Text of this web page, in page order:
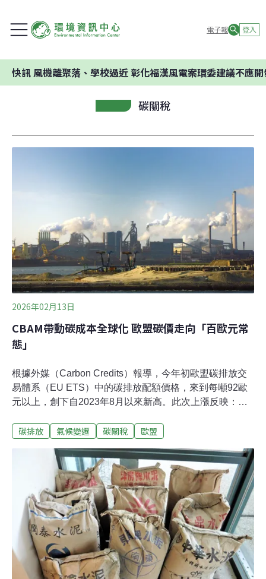
電子報 登入
離聚落、學校過近 彰化福漢風電案環委建議不應開發
碳關稅
2026年02月13日
CBAM帶動碳成本全球化 歐盟碳價走向「百歐元常
態」
根據外媒（Carbon Credits）報導，今年初歐盟碳排放交
易體系（EU ETS）中的碳排放配額價格，來到每噸92歐
元以上，創下自2023年8月以來新高。此次上漲反映：排
市場對未來配額稀缺性的預期，顯示碳定價正成為歐盟氣
新定價「結構性稀缺」作為全球規模最大的碳市場，EU
Emissions Trading System（EU ETS）自2005年上路以
來，即採用「總量管制與交易」的設計邏輯。歐盟先設定
整體排放上限，再將碳排放配額分配或拍賣給受管制產
業，企業必須持有足額配額，才能覆蓋其實際排放量。每
持有1單位的歐盟碳排放配額（EUA），即代表企業獲得
排放1公噸二氧化碳（或等量溫室氣體）的權利。這個制
度的關鍵不在於交易本身，而在於「上限會逐年下降」
——當可用配額持續減少，而產業活動仍需排放
碳排放 氣候變遷 碳關稅 歐盟